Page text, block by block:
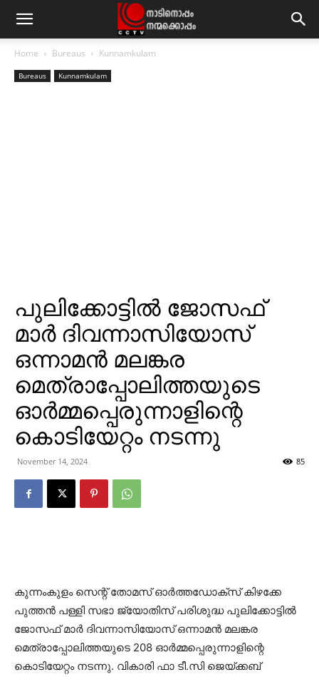
Home Bureaus Kunnamkulam
Bureaus Kunnamkulam
പുലിക്കോട്ടില്‍ ജോസഫ്
മാര്‍ ദിവന്നാസിയോസ്
ഒന്നാമന്‍ മലങ്കര
മെത്രാപ്പോലിത്തയുടെ
ഓര്‍മ്മപ്പെരുന്നാളിന്റെ
കൊടിയേറ്റം നടന്നു
November 14, 2024 85
കുന്നംകുളം സെന്റ് തോമസ് ഓര്‍ത്തഡോക്‌സ് കിഴക്കേ
പുത്തന്‍ പള്ളി സഭാ ജ്യോതിസ് പരിശുദ്ധ പുലിക്കോട്ടില്‍
ജോസഫ് മാര്‍ ദിവന്നാസിയോസ് ഒന്നാമന്‍ മലങ്കര
മെത്രാപ്പോലിത്തയുടെ 208 ഓര്‍മ്മപ്പെരുന്നാളിന്റെ
കൊടിയേറ്റം നടന്നു. വികാരി ഫാ ടീ.സി ജെയ്ക്കബ്